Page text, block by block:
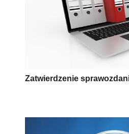
Zatwierdzenie